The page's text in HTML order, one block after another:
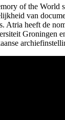
of the World
van
Atria heeft de
Groningen